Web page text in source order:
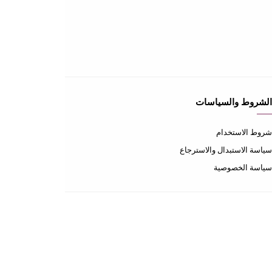
عن المتجر
عن المتجر
طرق الدفع
الشحن والتسليم